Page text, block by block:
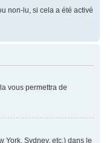
non-lu, si cela a été activé
vous permettra de
York, Sydney, etc.) dans le